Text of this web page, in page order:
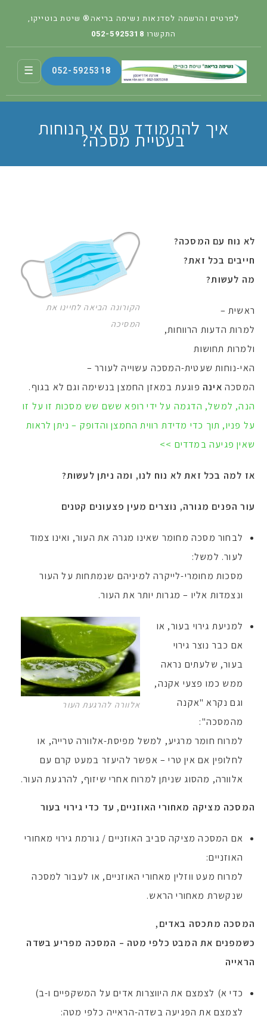
לפרטים והרשמה לסדנאות נשימה בריאה® שיטת בוטייקו,
התקשרו 052-5925318
052-5925318
☰
איך להתמודד עם אי הנוחות
בעטיית מסכה?
הקורונה הביאה לחיינו את
המסיכה
לא נוח עם המסכה?
חייבים בכל זאת?
מה לעשות?
ראשית –
למרות הדעות הרווחות,
ולמרות תחושות
האי-נוחות שעטית-המסכה עשוייה לעורר –
המסכה אינה פוגעת במאזן החמצן בנשימה וגם לא בגוף.
הנה, למשל, הדגמה על ידי רופא ששם שש מסכות זו על זו
על פניו, תוך כדי מדידת רווית החמצן והדופק – ניתן לראות
שאין פגיעה במדדים >>
אז למה בכל זאת לא נוח לנו, ומה ניתן לעשות?
עור הפנים מגורה, נוצרים מעין פצעונים קטנים
לבחור מסכה מחומר שאינו מגרה את העור, ואינו צמוד
לעור. למשל:
מסכות מחומרי-לייקרה למיניהם שנמתחות על העור
ונצמדות אליו – מגרות יותר את העור.
אלוורה להרגעת העור
למניעת גירוי בעור, או
אם כבר נוצר גירוי
בעור, שלעתים נראה
ממש כמו פצעי אקנה,
וגם נקרא "אקנה
מהמסכה":
למרוח חומר מרגיע, למשל מפיסת-אלוורה טרייה, או
לחלופין אם אין טרי – אפשר להיעזר במעט קרם עם
אלוורה, מהסוג שניתן למרוח אחרי שיזוף, להרגעת העור.
המסכה מציקה מאחורי האוזניים, עד כדי גירוי בעור
אם המסכה מציקה סביב האוזניים / גורמת גירוי מאחורי
האוזניים:
למרוח מעט ווזלין מאחורי האוזניים, או לעבור למסכה
שנקשרת מאחורי הראש.
המסכה מתכסה באדים,
כשמפנים את המבט כלפי מטה – המסכה מפריע בשדה
הראייה
כדי א) לצמצם את היווצרות אדים על המשקפיים ו-ב)
לצמצם את הפגיעה בשדה-הראייה כלפי מטה: